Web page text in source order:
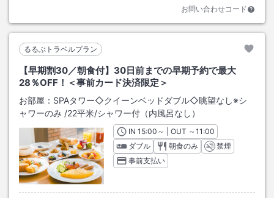
お問い合わせコード
るるぶトラベルプラン
【早期割30／朝食付】30日前までの早期予約で最大
28％OFF！＜事前カード決済限定＞
お部屋： SPAタワー◇クイーンベッドダブル◇眺望なし※シ
ャワーのみ /22平米/シャワー付（内風呂なし）
INチェックイン
15:00 ～ | OUT チェックアウト
～11:00
ダブル
朝食のみ
禁煙
事前支払い